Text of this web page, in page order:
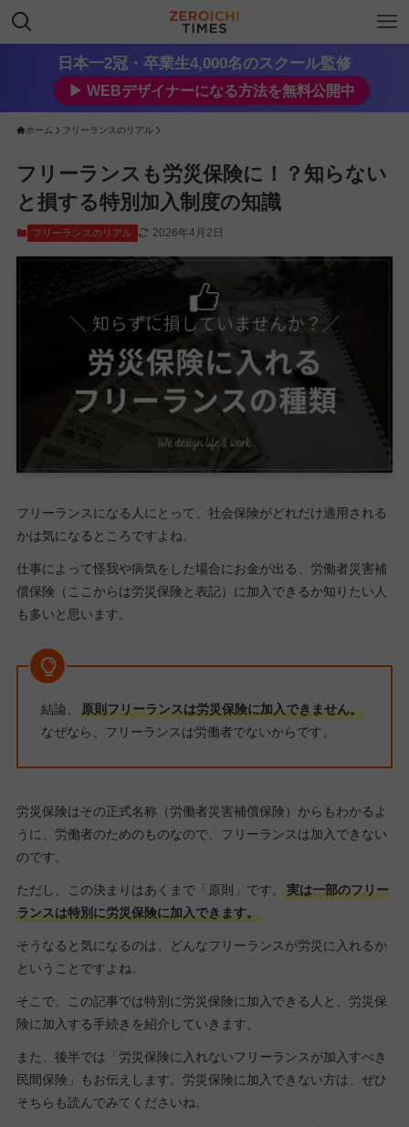
日本一2冠・卒業生4,000名のスクール監修
▶︎ WEBデザイナーになる方法を無料公開中
ホーム フリーランスのリアル
フリーランスも労災保険に！？知らない
と損する特別加入制度の知識
フリーランスのリアル 2026年4月2日
フリーランスになる人にとって、社会保険がどれだけ適用される
かは気になるところですよね。
仕事によって怪我や病気をした場合にお金が出る、労働者災害補
償保険（ここからは労災保険と表記）に加入できるか知りたい人
も多いと思います。
結論、原則フリーランスは労災保険に加入できません。
なぜなら、フリーランスは労働者でないからです。
労災保険はその正式名称（労働者災害補償保険）からもわかるよ
うに、労働者のためのものなので、フリーランスは加入できない
のです。
ただし、この決まりはあくまで「原則」です。
実は一部のフリー
ランスは特別に労災保険に加入できます。
そうなると気になるのは、どんなフリーランスが労災に入れるか
ということですよね。
そこで、この記事では特別に労災保険に加入できる人と、労災保
険に加入する手続きを紹介していきます。
また、後半では「労災保険に入れないフリーランスが加入すべき
民間保険」もお伝えします。労災保険に加入できない方は、ぜひ
そちらも読んでみてくださいね。